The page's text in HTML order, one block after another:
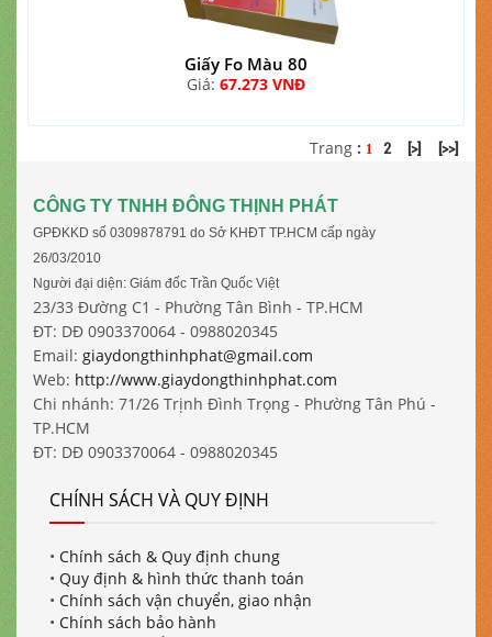
Giấy Fo Màu 80
Giá: 67.273 VNĐ
Trang : 1 2 [>] [>>]
CÔNG TY TNHH ĐÔNG THỊNH PHÁT
GPĐKKD số 0309878791 do Sở KHĐT TP.HCM cấp ngày
26/03/2010
Người đại diện: Giám đốc Trần Quốc Việt
23/33 Đường C1 - Phường Tân Bình - TP.HCM
ĐT: DĐ 0903370064 - 0988020345
Email: giaydongthinhphat@gmail.com
Web: http://www.giaydongthinhphat.com
Chi nhánh: 71/26 Trịnh Đình Trọng - Phường Tân Phú -
TP.HCM
ĐT: DĐ 0903370064 - 0988020345
CHÍNH SÁCH VÀ QUY ĐỊNH
• Chính sách & Quy định chung
• Quy định & hình thức thanh toán
• Chính sách vận chuyển, giao nhận
• Chính sách bảo hành